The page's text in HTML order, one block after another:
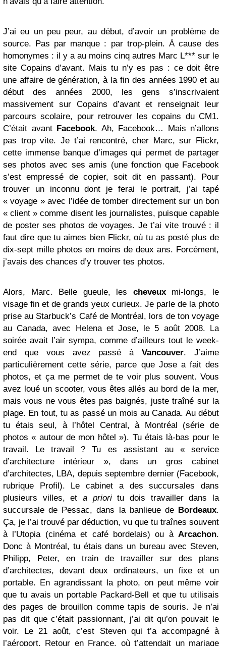
J’ai eu un peu peur, au début, d’avoir un problème de
source. Pas par manque : par trop-plein. À cause des
homonymes : il y a au moins cinq autres Marc L*** sur le
site Copains d’avant. Mais tu n’y es pas : ce doit être
une affaire de génération, à la fin des années 1990 et au
début des années 2000, les gens s’inscrivaient
massivement sur Copains d’avant et renseignait leur
parcours scolaire, pour retrouver les copains du CM1.
C’était avant Facebook. Ah, Facebook… Mais n’allons
pas trop vite. Je t’ai rencontré, cher Marc, sur Flickr,
cette immense banque d’images qui permet de partager
ses photos avec ses amis (une fonction que Facebook
s’est empressé de copier, soit dit en passant). Pour
trouver un inconnu dont je ferai le portrait, j’ai tapé
« voyage » avec l’idée de tomber directement sur un bon
« client » comme disent les journalistes, puisque capable
de poster ses photos de voyages. Je t’ai vite trouvé : il
faut dire que tu aimes bien Flickr, où tu as posté plus de
dix-sept mille photos en moins de deux ans. Forcément,
j’avais des chances d’y trouver tes photos.
Alors, Marc. Belle gueule, les cheveuxmi-longs, le
visage fin et de grands yeux curieux. Je parle de la photo
prise au Starbuck’s Café de Montréal, lors de ton voyage
au Canada, avec Helena et Jose, le 5 août 2008. La
soirée avait l’air sympa, comme d’ailleurs tout le week-
end que vous avez passé àVancouver. J’aime
particulièrement cette série, parce que Jose a fait des
photos, et ça me permet de te voir plus souvent. Vous
avez loué un scooter, vous êtes allés au bord de la mer,
mais vous ne vous êtes pas baignés, juste traîné sur la
plage. En tout, tu as passé un mois au Canada. Au début
tu étais seul, à l’hôtel Central, à Montréal (série de
photos « autour de mon hôtel »). Tu étais là-bas pour le
travail. Le travail ? Tu es assistant au « service
d’architecture intérieur », dans un gros cabinet
d’architectes, LBA, depuis septembre dernier (Facebook,
rubrique Profil). Le cabinet a des succursales dans
plusieurs villes, et a prioritu dois travailler dans la
succursale de Pessac, dans la banlieue de Bordeaux.
Ça, je l’ai trouvé par déduction, vu que tu traînes souvent
à l’Utopia (cinéma et café bordelais) ou à Arcachon.
Donc à Montréal, tu étais dans un bureau avec Steven,
Philipp, Peter, en train de travailler sur des plans
d’architectes, devant deux ordinateurs, un fixe et un
portable. En agrandissant la photo, on peut même voir
que tu avais un portable Packard-Bell et que tu utilisais
des pages de brouillon comme tapis de souris. Je n’ai
pas dit que c’était passionnant, j’ai dit qu’on pouvait le
voir. Le 21 août, c’est Steven qui t’a accompagné à
l’aéroport. Retour en France, où t’attendait un mariage